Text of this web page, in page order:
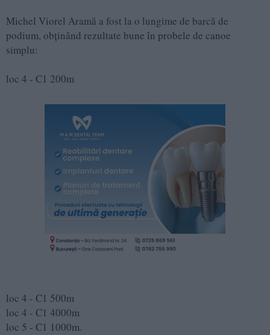
Michel Viorel Aramă a fost la o lungime de barcă de
podium, obținând rezultate bune în probele de canoe
simplu:
loc 4 - C1 200m
loc 4 - C1 500m
loc 4 - C1 4000m
loc 5 - C1 1000m.